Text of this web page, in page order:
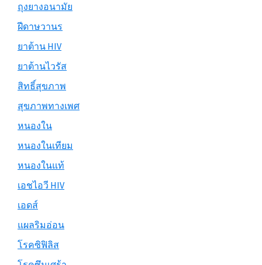
ถุงยางอนามัย
ฝีดาษวานร
ยาต้าน HIV
ยาต้านไวรัส
สิทธิ์สุขภาพ
สุขภาพทางเพศ
หนองใน
หนองในเทียม
หนองในแท้
เอชไอวี HIV
เอดส์
แผลริมอ่อน
โรคซิฟิลิส